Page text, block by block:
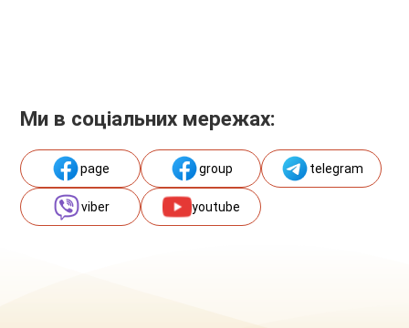
Ми в соціальних мережах:
page group telegram
viber youtube